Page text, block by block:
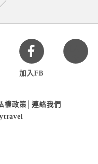
加入FB
加入好
權政策 │連絡我們